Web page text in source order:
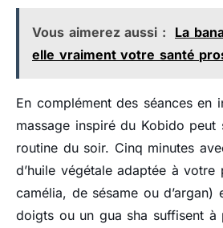
Vous aimerez aussi :
La
elle vraiment votre santé
En complément des séances en
massage inspiré du Kobido peut
routine du soir. Cinq minutes
d’huile végétale adaptée à votre
camélia, de sésame ou d’argan)
doigts ou un gua sha suffisent à